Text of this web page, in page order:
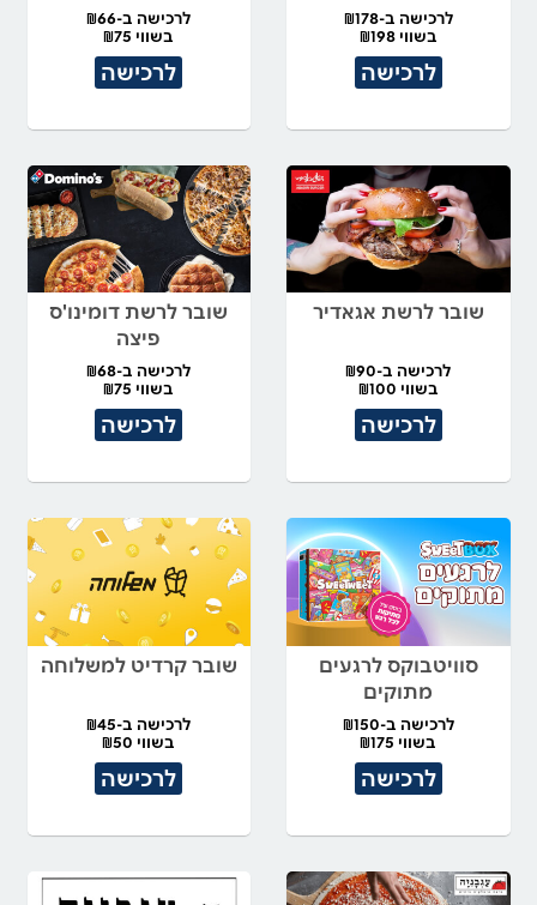
לרכישה ב-₪178
בשווי ₪198
לרכישה
לרכישה ב-₪66
בשווי ₪75
לרכישה
שובר לרשת אגאדיר
לרכישה ב-₪90
בשווי ₪100
לרכישה
שובר לרשת דומינו'ס
פיצה
לרכישה ב-₪68
בשווי ₪75
לרכישה
סוויטבוקס לרגעים
מתוקים
לרכישה ב-₪150
בשווי ₪175
לרכישה
שובר קרדיט למשלוחה
לרכישה ב-₪45
בשווי ₪50
לרכישה